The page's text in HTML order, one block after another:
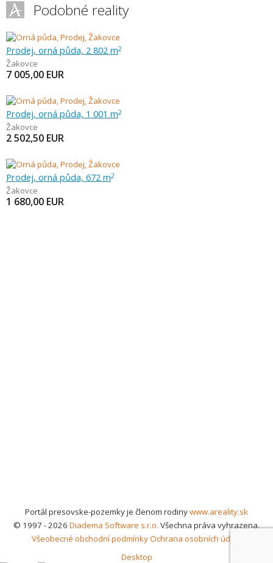
Podobné reality
Prodej, orná půda, 2 802 m2
Žakovce
7 005,00 EUR
Prodej, orná půda, 1 001 m2
Žakovce
2 502,50 EUR
Prodej, orná půda, 672 m2
Žakovce
1 680,00 EUR
Portál presovske-pozemky je členom rodinywww.areality.sk
© 1997 - 2026 Diadema Software s.r.o. Všechna práva vyhrazena.
Všeobecné obchodní podmínkyOchrana osobních údajů
Desktop